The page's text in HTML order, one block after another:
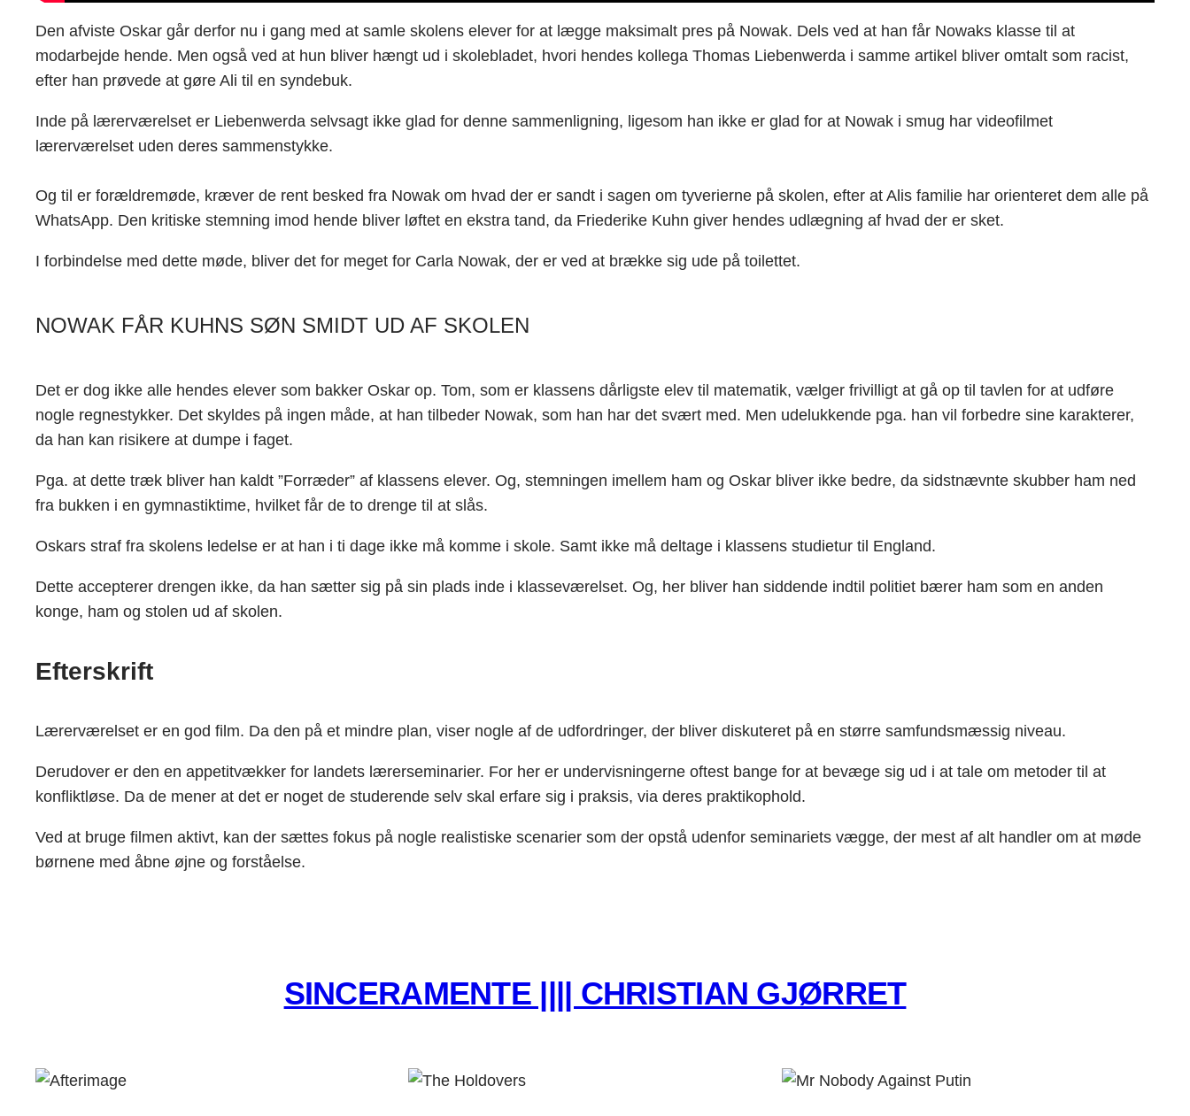
Den afviste Oskar går derfor nu i gang med at samle skolens elever for at lægge maksimalt pres på Nowak. Dels ved at han får Nowaks klasse til at
modarbejde hende. Men også ved at hun bliver hængt ud i skolebladet, hvori hendes kollega Thomas Liebenwerda i samme artikel bliver omtalt som racist,
efter han prøvede at gøre Ali til en syndebuk.
Inde på lærerværelset er Liebenwerda selvsagt ikke glad for denne sammenligning, ligesom han ikke er glad for at Nowak i smug har videofilmet
lærerværelset uden deres sammenstykke.
Og til er forældremøde, kræver de rent besked fra Nowak om hvad der er sandt i sagen om tyverierne på skolen, efter at Alis familie har orienteret dem alle på
WhatsApp. Den kritiske stemning imod hende bliver løftet en ekstra tand, da Friederike Kuhn giver hendes udlægning af hvad der er sket.
I forbindelse med dette møde, bliver det for meget for Carla Nowak, der er ved at brække sig ude på toilettet.
NOWAK FÅR KUHNS SØN SMIDT UD AF SKOLEN
Det er dog ikke alle hendes elever som bakker Oskar op. Tom, som er klassens dårligste elev til matematik, vælger frivilligt at gå op til tavlen for at udføre
nogle regnestykker. Det skyldes på ingen måde, at han tilbeder Nowak, som han har det svært med. Men udelukkende pga. han vil forbedre sine karakterer,
da han kan risikere at dumpe i faget.
Pga. at dette træk bliver han kaldt ”Forræder” af klassens elever. Og, stemningen imellem ham og Oskar bliver ikke bedre, da sidstnævnte skubber ham ned
fra bukken i en gymnastiktime, hvilket får de to drenge til at slås.
Oskars straf fra skolens ledelse er at han i ti dage ikke må komme i skole. Samt ikke må deltage i klassens studietur til England.
Dette accepterer drengen ikke, da han sætter sig på sin plads inde i klasseværelset. Og, her bliver han siddende indtil politiet bærer ham som en anden
konge, ham og stolen ud af skolen.
Efterskrift
Lærerværelset er en god film. Da den på et mindre plan, viser nogle af de udfordringer, der bliver diskuteret på en større samfundsmæssig niveau.
Derudover er den en appetitvækker for landets lærerseminarier. For her er undervisningerne oftest bange for at bevæge sig ud i at tale om metoder til at
konfliktløse. Da de mener at det er noget de studerende selv skal erfare sig i praksis, via deres praktikophold.
Ved at bruge filmen aktivt, kan der sættes fokus på nogle realistiske scenarier som der opstå udenfor seminariets vægge, der mest af alt handler om at møde
børnene med åbne øjne og forståelse.
SINCERAMENTE |||| CHRISTIAN GJØRRET